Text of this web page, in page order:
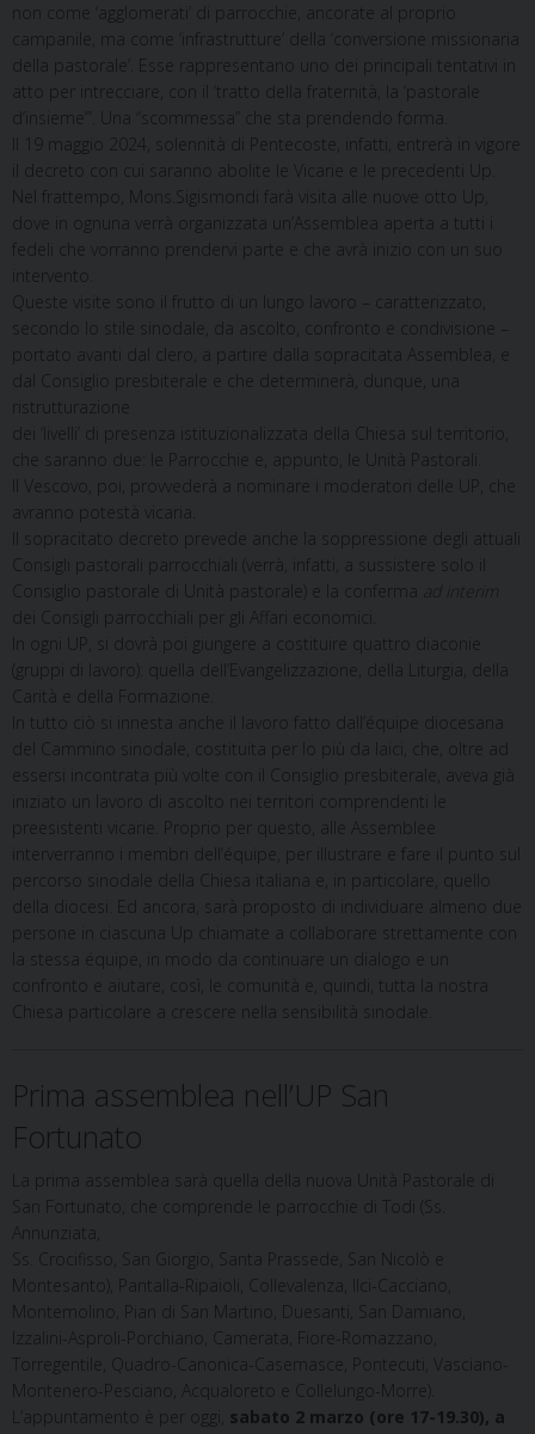
non come ‘agglomerati’ di parrocchie, ancorate al proprio
campanile, ma come ‘infrastrutture’ della ‘conversione missionaria
della pastorale’. Esse rappresentano uno dei principali tentativi in
atto per intrecciare, con il ‘tratto della fraternità, la ‘pastorale
d’insieme’”. Una “scommessa” che sta prendendo forma.
Il 19 maggio 2024, solennità di Pentecoste, infatti, entrerà in vigore
il decreto con cui saranno abolite le Vicarie e le precedenti Up.
Nel frattempo, Mons.Sigismondi farà visita alle nuove otto Up,
dove in ognuna verrà organizzata un’Assemblea aperta a tutti i
fedeli che vorranno prendervi parte e che avrà inizio con un suo
intervento.
Queste visite sono il frutto di un lungo lavoro – caratterizzato,
secondo lo stile sinodale, da ascolto, confronto e condivisione –
portato avanti dal clero, a partire dalla sopracitata Assemblea, e
dal Consiglio presbiterale e che determinerà, dunque, una
ristrutturazione
dei ‘livelli’ di presenza istituzionalizzata della Chiesa sul territorio,
che saranno due: le Parrocchie e, appunto, le Unità Pastorali.
Il Vescovo, poi, provvederà a nominare i moderatori delle UP, che
avranno potestà vicaria.
Il sopracitato decreto prevede anche la soppressione degli attuali
Consigli pastorali parrocchiali (verrà, infatti, a sussistere solo il
Consiglio pastorale di Unità pastorale) e la conferma
dei Consigli parrocchiali per gli Affari economici.
In ogni UP, si dovrà poi giungere a costituire quattro diaconie
(gruppi di lavoro): quella dell’Evangelizzazione, della Liturgia, della
Carità e della Formazione.
In tutto ciò si innesta anche il lavoro fatto dall’équipe diocesana
del Cammino sinodale, costituita per lo più da laici, che, oltre ad
essersi incontrata più volte con il Consiglio presbiterale, aveva già
iniziato un lavoro di ascolto nei territori comprendenti le
preesistenti vicarie. Proprio per questo, alle Assemblee
interverranno i membri dell’équipe, per illustrare e fare il punto sul
percorso sinodale della Chiesa italiana e, in particolare, quello
della diocesi. Ed ancora, sarà proposto di individuare almeno due
persone in ciascuna Up chiamate a collaborare strettamente con
la stessa équipe, in modo da continuare un dialogo e un
confronto e aiutare, così, le comunità e, quindi, tutta la nostra
Chiesa particolare a crescere nella sensibilità sinodale.
Prima assemblea nell’UP San
Fortunato
La prima assemblea sarà quella della nuova Unità Pastorale di
San Fortunato, che comprende le parrocchie di Todi (Ss.
Annunziata,
Ss. Crocifisso, San Giorgio, Santa Prassede, San Nicolò e
Montesanto), Pantalla-Ripaioli, Collevalenza, Ilci-Cacciano,
Montemolino, Pian di San Martino, Duesanti, San Damiano,
Izzalini-Asproli-Porchiano, Camerata, Fiore-Romazzano,
Torregentile, Quadro-Canonica-Casemasce, Pontecuti, Vasciano-
Montenero-Pesciano, Acqualoreto e Collelungo-Morre).
L’appuntamento è per oggi, sabato 2 marzo (ore 17-19.30), a